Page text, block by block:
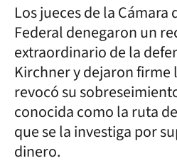
Los jueces de la Cámara
Federal denegaron un
extraordinario de la
Kirchner y dejaron firme
revocó su
conocida como la ruta
que se la investiga por
dinero.